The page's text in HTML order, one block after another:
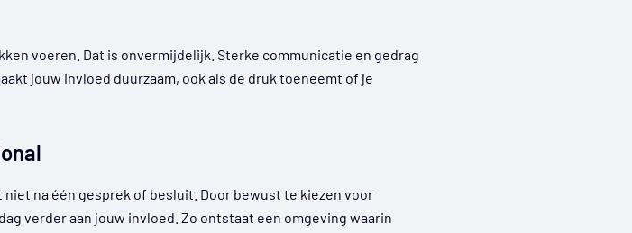
voeren. Dat is onvermijdelijk. Sterke communicatie en gedrag
jouw invloed duurzaam, ook als de druk toeneemt of je
na één gesprek of besluit. Door bewust te kiezen voor
verder aan jouw invloed. Zo ontstaat een omgeving waarin